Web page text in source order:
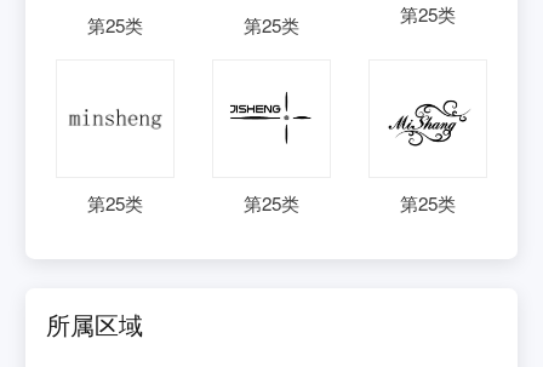
第25类 第25类 第25类
第25类 第25类 第25类
所属区域